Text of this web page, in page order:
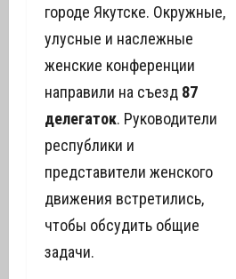
городе Якутске. Окружные,
улусные и наслежные
женские конференции
направили на съезд 87
делегаток. Руководители
республики и
представители женского
движения встретились,
чтобы обсудить общие
задачи.